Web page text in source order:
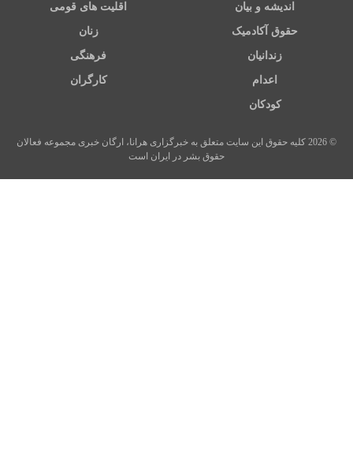
اندیشه و بیان اقلیت های قومی
حقوق آکادمیک زنان
زندانیان فرهنگی
اعدام کارگران
کودکان
© 2026 کلیه حقوق این سایت متعلق به خبرگزاری هرانا، ارگان خبری مجموعه فعالان
حقوق بشر در ایران است